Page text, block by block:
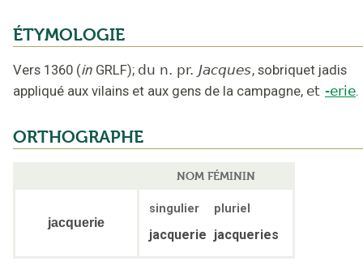
ÉTYMOLOGIE
Vers 1360 (in GRLF); du n. pr. Jacques, sobriquet jadis
appliqué aux vilains et aux gens de la campagne, et -erie.
ORTHOGRAPHE
NOM FÉMININ
jacquerie
singulier pluriel
jacquerie jacqueries